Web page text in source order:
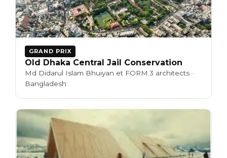
GRAND PRIX
Old Dhaka Central Jail Conservation
Md Didarul Islam Bhuiyan et FORM.3 architects ·
Bangladesh